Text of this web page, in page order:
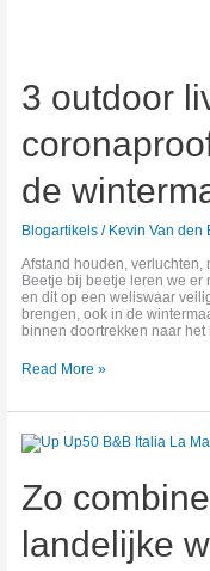
3 outdoor
de
Blogartikels / Kevin Van den
Afstand houden,
Beetje bij beetje leren we er
en dit op een weliswaar
brengen, ook in de
binnen doortrekken naar
trends
om
te
genieten
van
de
Read More »
Zo
landelijke
Zo
combineer
een
landelijke
met
designmeubelen: